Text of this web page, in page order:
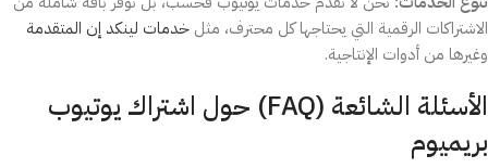
الاشتراكات الرقمية التي يحتاجها كل محترف، مثل خدمات لينكد إن المتقدمة
وغيرها من أدوات الإنتاجية.
الأسئلة الشائعة (FAQ) حول اشتراك يوتيوب
بريميوم